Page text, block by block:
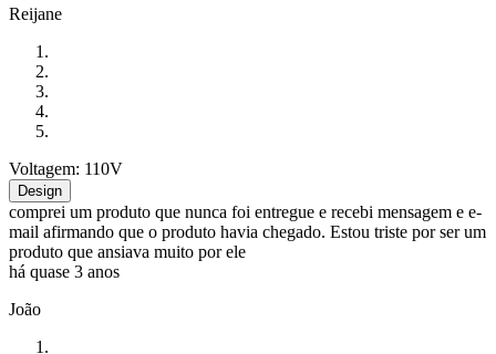
Reijane
Voltagem: 110V
Design
comprei um produto que nunca foi entregue e recebi mensagem e e-
mail afirmando que o produto havia chegado. Estou triste por ser um
produto que ansiava muito por ele
há quase 3 anos
João